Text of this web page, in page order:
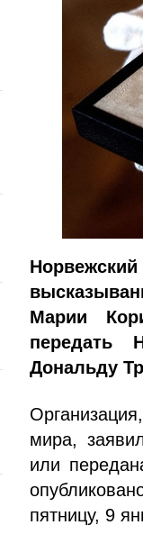
Марии
передать
Дональду
мира,
или
пятницу, 9